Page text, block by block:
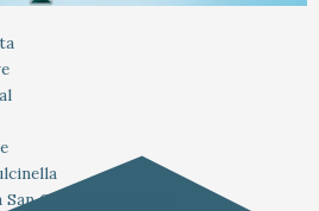
Gregorio Armeno